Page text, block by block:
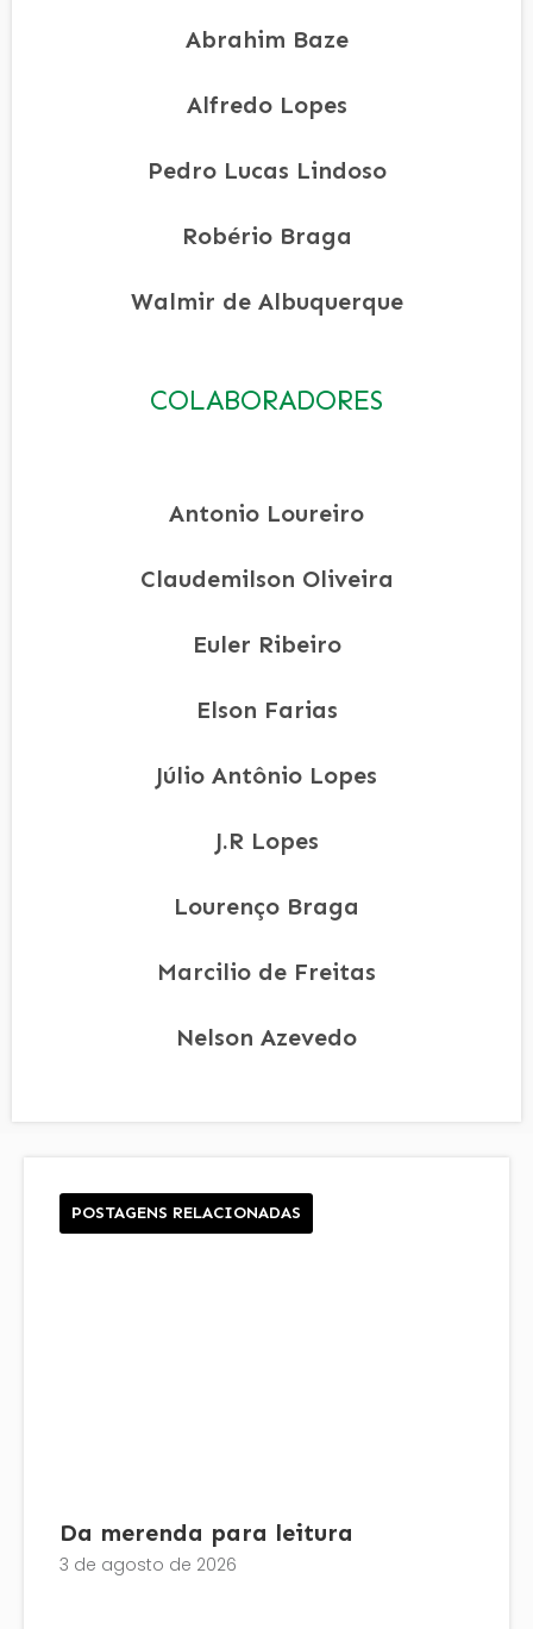
Abrahim Baze
Alfredo Lopes
Pedro Lucas Lindoso
Robério Braga
Walmir de Albuquerque
COLABORADORES
Antonio Loureiro
Claudemilson Oliveira
Euler Ribeiro
Elson Farias
Júlio Antônio Lopes
J.R Lopes
Lourenço Braga
Marcilio de Freitas
Nelson Azevedo
POSTAGENS RELACIONADAS
Da merenda para leitura
3 de agosto de 2026